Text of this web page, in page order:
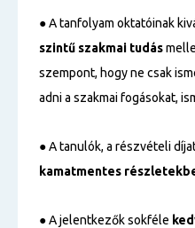
● A tanfolyam oktatóinak
szintű szakmai tudás
szempont, hogy ne csak
adni a szakmai fogásokat,
● A tanulók, a részvételi
kamatmentes
● A jelentkezők sokféle